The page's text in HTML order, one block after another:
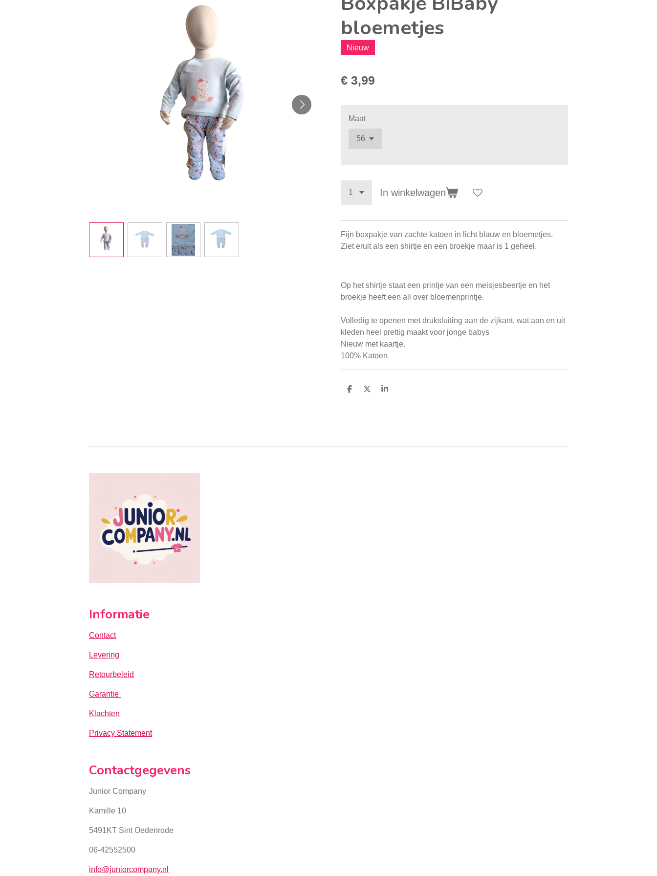
bloemetjes
Nieuw
€ 3,99
Maat
In winkelwagen
Fijn boxpakje van zachte katoen in licht blauw en bloemetjes.
Ziet eruit als een shirtje en een broekje maar is 1 geheel.
Op het shirtje staat een printje van een meisjesbeertje en het
broekje heeft een all over bloemenprintje.
Volledig te openen met druksluiting aan de zijkant, wat aan en uit
kleden heel prettig maakt voor jonge babys
Nieuw met kaartje.
100% Katoen.
D
D
S
Informatie
Contact
Levering
Retourbeleid
Garantie
Klachten
Privacy Statement
Contactgegevens
Junior Company
Kamille 10
5491KT Sint Oedenrode
06-42552500
info@juniorcompany.nl